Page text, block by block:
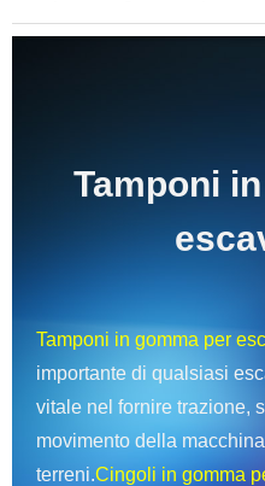
Tamponi
Tamponi in gomma per
importante di qualsiasi
vitale nel fornire trazione,
movimento della
terreni.Cingoli in gomma